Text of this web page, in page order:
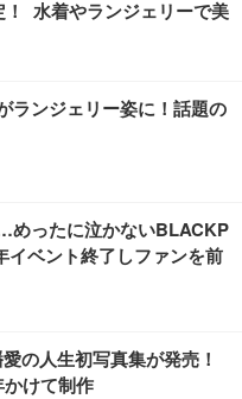
！ 水着やランジェリーで美
ランジェリー姿に！話題の
めったに泣かないBLACKP
イベント終了しファンを前
の人生初写真集が発売！
けて制作